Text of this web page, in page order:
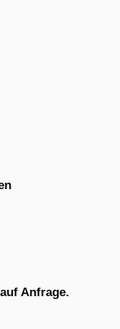
Anfrage.